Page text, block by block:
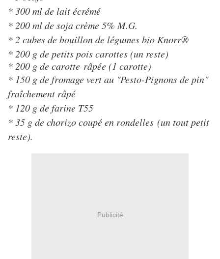
* 300 ml de lait écrémé
* 200 ml de soja crème 5% M.G.
* 2 cubes de bouillon de légumes bio Knorr®
* 200 g de petits pois carottes (un reste)
* 200 g de carotte râpée (1 carotte)
* 150 g de fromage vert au "Pesto-Pignons de pin"
fraîchement râpé
* 120 g de farine T55
* 35 g de chorizo coupé en rondelles (un tout petit
reste).
Publicité